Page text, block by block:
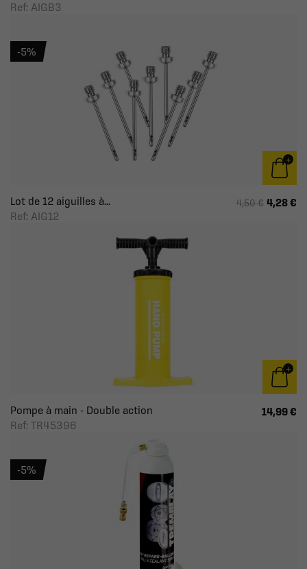
Ref: AIGB3
Lot de 12 aiguilles à...
Ref: AIG12
4,50 € 4,28 €
-5%
Pompe à main - Double action
Ref: TR45396
14,99 €
-5%